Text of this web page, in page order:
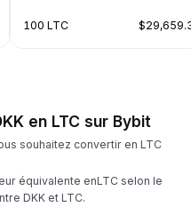
100 LTC
en LTC sur Bybit
souhaitez convertir en LTC
équivalente enLTC selon le
DKK et LTC.